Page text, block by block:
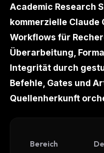
Academic Research
kommerzielle Claude
Workflows für
Überarbeitung,
Integrität durch
Befehle, Gates und
Quellenherkunft
Bereich